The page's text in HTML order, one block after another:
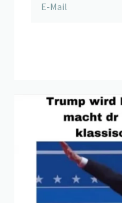
Beitrag "Mami chum mi